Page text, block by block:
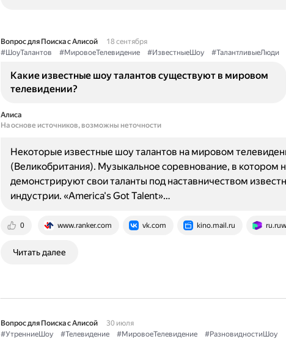
Вопрос для Поиска с Алисой
18 сентября
#ШоуТалантов
#МировоеТелевидение #ИзвестныеШоу #ТалантливыеЛюди
Какие известные шоу талантов существуют в мировом
телевидении?
Алиса
На основе источников, возможны неточности
0 www.ranker.com vk.com kino.mail.ru
Некоторые известные шоу талантов на мировом
(Великобритания). Музыкальное соревнование, в котором
демонстрируют свои таланты под наставничеством
индустрии. «America's Got Talent»…
Читать далее
Вопрос для Поиска с Алисой
30 июля
#УтренниеШоу
#Телевидение #МировоеТелевидение #РазновидностиШоу